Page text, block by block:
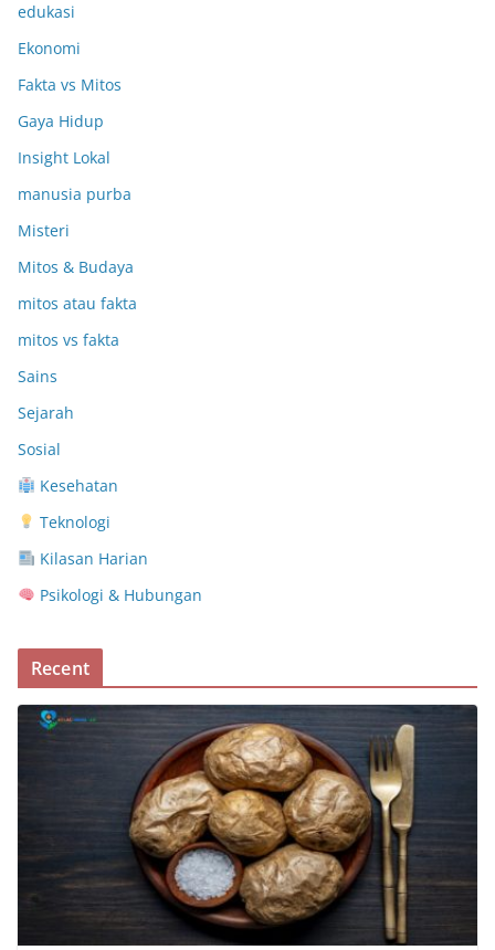
edukasi
Ekonomi
Fakta vs Mitos
Gaya Hidup
Insight Lokal
manusia purba
Misteri
Mitos & Budaya
mitos atau fakta
mitos vs fakta
Sains
Sejarah
Sosial
Kesehatan
Teknologi
Kilasan Harian
Psikologi & Hubungan
Recent